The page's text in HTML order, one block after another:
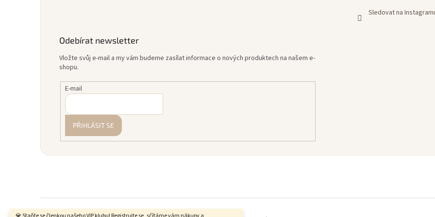
Sledovat na
Odebírat newsletter
Vložte svůj e-mail a my vám budeme zasílat informace o nových produktech na našem e-
shopu.
E-mail
PŘIHLÁSIT SE